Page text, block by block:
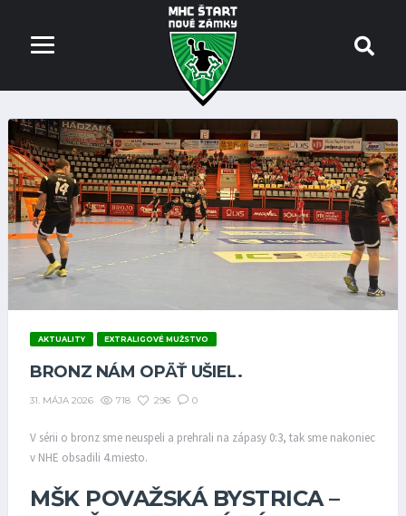
AKTUALITY EXTRALIGOVÉ MUŽSTVO
BRONZ NÁM OPÄŤ UŠIEL.
31. MÁJA 2026 718 296 0
V sérii o bronz sme neuspeli a prehrali na zápasy 0:3, tak sme nakoniec
v NHE obsadili 4.miesto.
MŠK POVAŽSKÁ BYSTRICA –